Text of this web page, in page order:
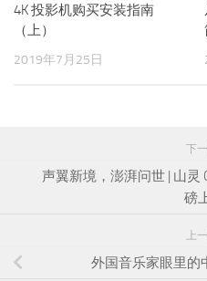
4K 投影机购买安装指南
（上）
2019年7月25日
下
声翼新境，澎湃问世 | 山灵
磅
上
外国音乐家眼里的